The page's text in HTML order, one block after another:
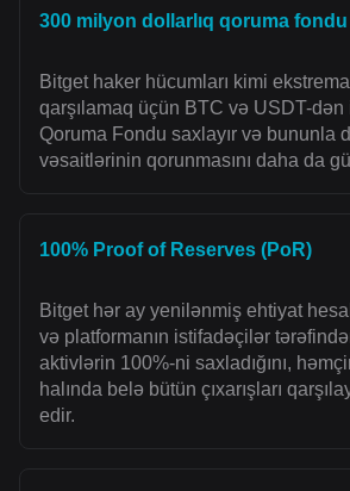
300 milyon dollarlıq qoruma fondu
Bitget haker hücumları kimi
qarşılamaq üçün BTC və USDT-dən
Qoruma Fondu saxlayır və bununla
vəsaitlərinin qorunmasını daha da
100% Proof of Reserves (PoR)
Bitget hər ay yenilənmiş ehtiyat
və platformanın istifadəçilər
aktivlərin 100%-ni saxladığını,
halında belə bütün çıxarışları
edir.